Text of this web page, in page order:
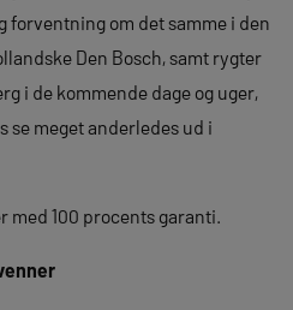
forventning om det samme i den
Den Bosch, samt rygter
i de kommende dage og uger,
se meget anderledes ud i
100 procents garanti.